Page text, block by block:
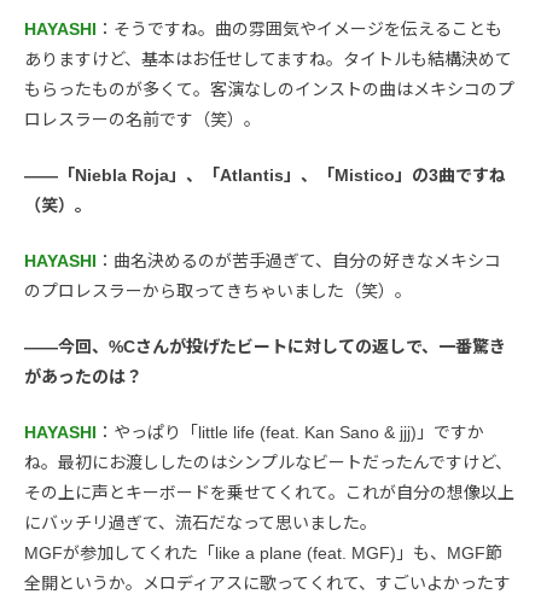
HAYASHI ：そうですね。曲の雰囲気やイメージを伝えることも
ありますけど、基本はお任せしてますね。タイトルも結構決めて
もらったものが多くて。客演なしのインストの曲はメキシコのプ
ロレスラーの名前です（笑）。
――「Niebla Roja」、「Atlantis」、「Mistico」の3曲ですね
（笑）。
HAYASHI ：曲名決めるのが苦手過ぎて、自分の好きなメキシコ
のプロレスラーから取ってきちゃいました（笑）。
――今回、%Cさんが投げたビートに対しての返しで、一番驚き
があったのは？
HAYASHI ：やっぱり「little life (feat. Kan Sano & jjj)」ですか
ね。最初にお渡ししたのはシンプルなビートだったんですけど、
その上に声とキーボードを乗せてくれて。これが自分の想像以上
にバッチリ過ぎて、流石だなって思いました。
MGFが参加してくれた「like a plane (feat. MGF)」も、MGF節
全開というか。メロディアスに歌ってくれて、すごいよかったす